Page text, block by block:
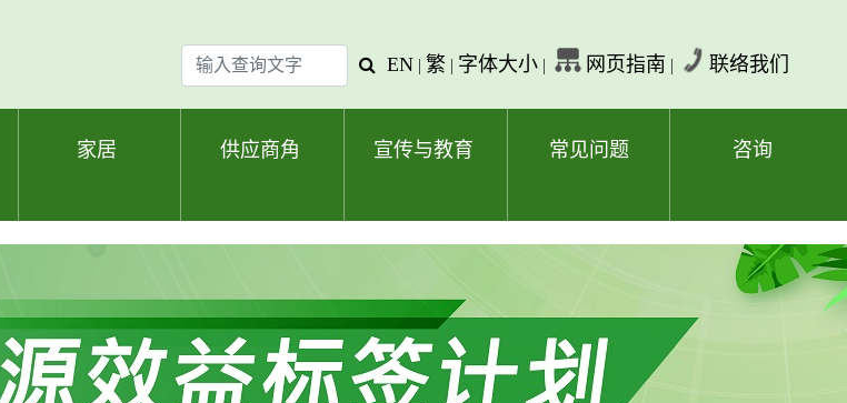
输
入
查
查
字
EN | 繁 | 字体大小 | 网页指南 | 联络我们
家居 供应商角 宣传与教育 常见问题 咨询